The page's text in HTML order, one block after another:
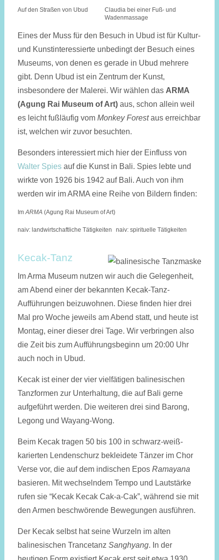
Auf den Straßen von Ubud
Claudia bei einer Fuß- und
Wadenmassage
Eines der Muss für den Besuch in Ubud ist für Kultur-
und Kunstinteressierte unbedingt der Besuch eines
Museums, von denen es gerade in Ubud mehrere
gibt. Denn Ubud ist ein Zentrum der Kunst,
insbesondere der Malerei. Wir wählen das ARMA
(Agung Rai Museum of Art)aus, schon allein weil
es leicht fußläufig vom Monkey Forestaus erreichbar
ist, welchen wir zuvor besuchten.
Besonders interessiert mich hier der Einfluss von
Walter Spiesauf die Kunst in Bali. Spies lebte und
wirkte von 1926 bis 1942 auf Bali. Auch von ihm
werden wir im ARMA eine Reihe von Bildern finden:
ImARMA(Agung Rai Museum of Art)
naiv: landwirtschaftliche Tätigkeiten naiv: spirituelle Tätigkeiten
Kecak-Tanz
Im Arma Museum nutzen wir auch die Gelegenheit,
am Abend einer der bekannten Kecak-Tanz-
Aufführungen beizuwohnen. Diese finden hier drei
Mal pro Woche jeweils am Abend statt, und heute ist
Montag, einer dieser drei Tage. Wir verbringen also
die Zeit bis zum Auf­führungs­beginn um 20:00 Uhr
auch noch in Ubud.
Kecak ist einer der vier vielfätigen balinesischen
Tanz­formen zur Unterhaltung, die auf Bali gerne
aufgeführt werden. Die weiteren drei sind Barong,
Legong und Wayang-Wong.
Beim Kecak tragen 50 bis 100 in schwarz-weiß-
karierten Lendenschurz bekleidete Tänzer im Chor
Verse vor, die auf dem indischen Epos Ramayana
basieren. Mit wechselndem Tempo und Lautstärke
rufen sie “Kecak Kecak Cak-a-Cak”, während sie mit
den Armen beschwörende Bewegungen ausführen.
Der Kecak selbst hat seine Wurzeln im alten
balinesischen Trancetanz Sanghyang. In der